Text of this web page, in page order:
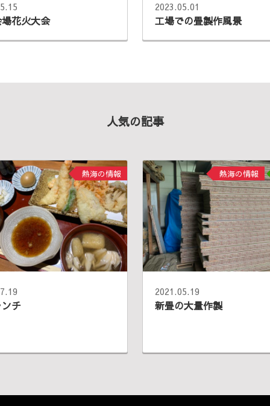
花火大会
2023.05.01
工場での畳製作風景
人気の記事
熱海の情報
チ
熱海の情報
2021.05.19
新畳の大量作製